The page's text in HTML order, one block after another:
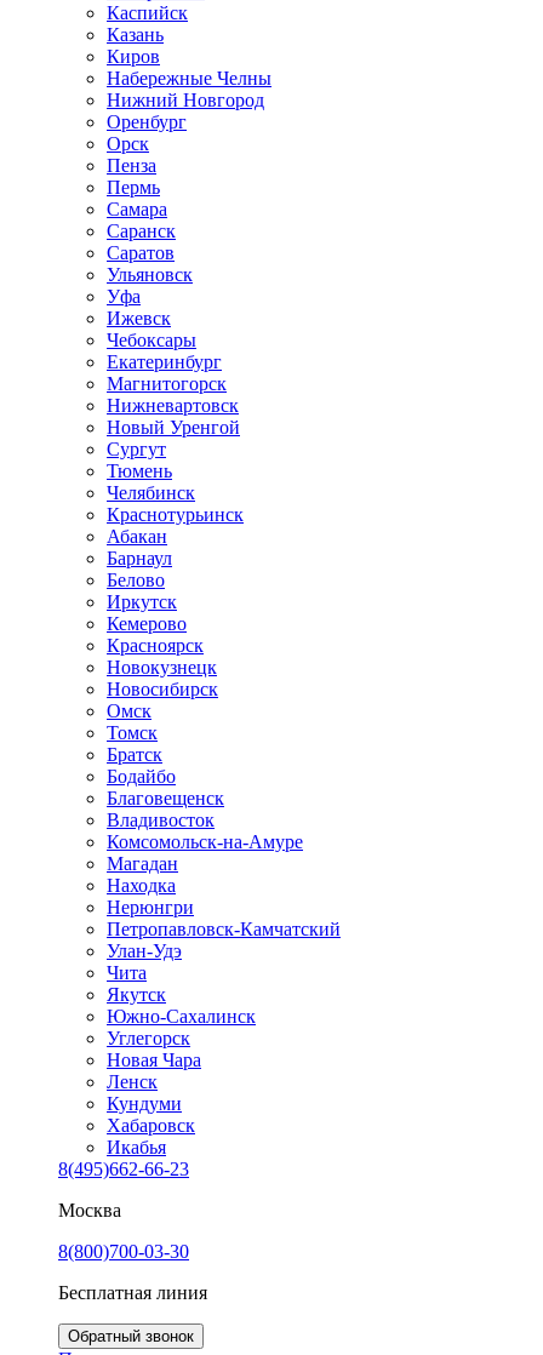
Каспийск
Казань
Киров
Набережные Челны
Нижний Новгород
Оренбург
Орск
Пенза
Пермь
Самара
Саранск
Саратов
Ульяновск
Уфа
Ижевск
Чебоксары
Екатеринбург
Магнитогорск
Нижневартовск
Новый Уренгой
Сургут
Тюмень
Челябинск
Краснотурьинск
Абакан
Барнаул
Белово
Иркутск
Кемерово
Красноярск
Новокузнецк
Новосибирск
Омск
Томск
Братск
Бодайбо
Благовещенск
Владивосток
Комсомольск-на-Амуре
Магадан
Находка
Нерюнгри
Петропавловск-Камчатский
Улан-Удэ
Чита
Якутск
Южно-Сахалинск
Углегорск
Новая Чара
Ленск
Кундуми
Хабаровск
Икабья
8(495)662-66-23
Москва
8(800)700-03-30
Бесплатная линия
Обратный звонок